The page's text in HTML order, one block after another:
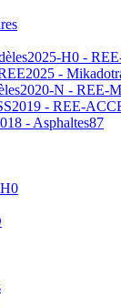
2025-H0 -
2025 -
2020-N - REE-
2019 - REE-
- Asphaltes87